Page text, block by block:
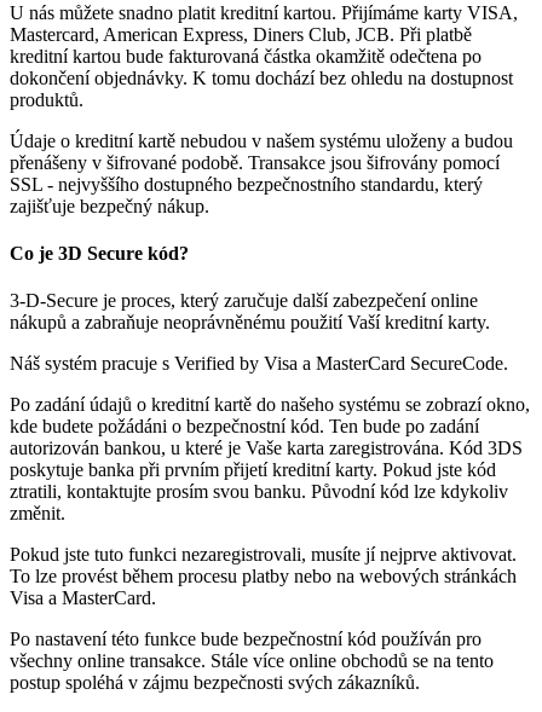
U nás můžete snadno platit kreditní kartou. Přijímáme karty VISA,
Mastercard, American Express, Diners Club, JCB. Při platbě
kreditní kartou bude fakturovaná částka okamžitě odečtena po
dokončení objednávky. K tomu dochází bez ohledu na dostupnost
produktů.
Údaje o kreditní kartě nebudou v našem systému uloženy a budou
přenášeny v šifrované podobě. Transakce jsou šifrovány pomocí
SSL - nejvyššího dostupného bezpečnostního standardu, který
zajišťuje bezpečný nákup.
Co je 3D Secure kód?
3-D-Secure je proces, který zaručuje další zabezpečení online
nákupů a zabraňuje neoprávněnému použití Vaší kreditní karty.
Náš systém pracuje s Verified by Visa a MasterCard SecureCode.
Po zadání údajů o kreditní kartě do našeho systému se zobrazí okno,
kde budete požádáni o bezpečnostní kód. Ten bude po zadání
autorizován bankou, u které je Vaše karta zaregistrována. Kód 3DS
poskytuje banka při prvním přijetí kreditní karty. Pokud jste kód
ztratili, kontaktujte prosím svou banku. Původní kód lze kdykoliv
změnit.
Pokud jste tuto funkci nezaregistrovali, musíte jí nejprve aktivovat.
To lze provést během procesu platby nebo na webových stránkách
Visa a MasterCard.
Po nastavení této funkce bude bezpečnostní kód používán pro
všechny online transakce. Stále více online obchodů se na tento
postup spoléhá v zájmu bezpečnosti svých zákazníků.